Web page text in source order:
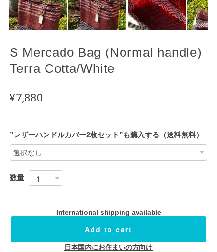
S Mercado Bag (Normal handle)
Terra Cotta/White
¥7,880
”レザーハンドルカバー2枚セット”も購入する（送料無料）
数量
International shipping available
Add to cart
日本国内にお住まいの方向け